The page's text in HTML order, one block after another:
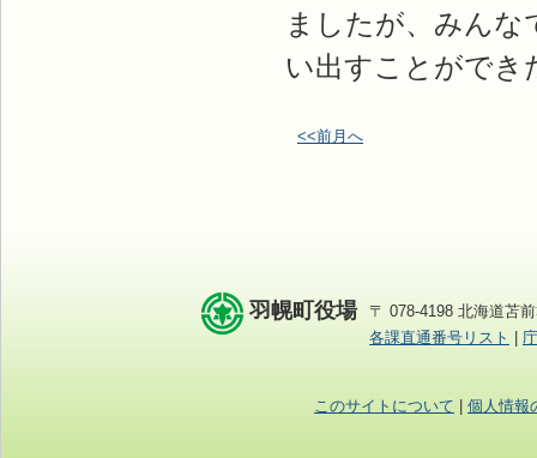
ましたが、みん
い出すことができ
<<前月へ
羽幌町役場
〒 078-4198 北海道苫
各課直通番号リスト
このサイトについて 個人情報